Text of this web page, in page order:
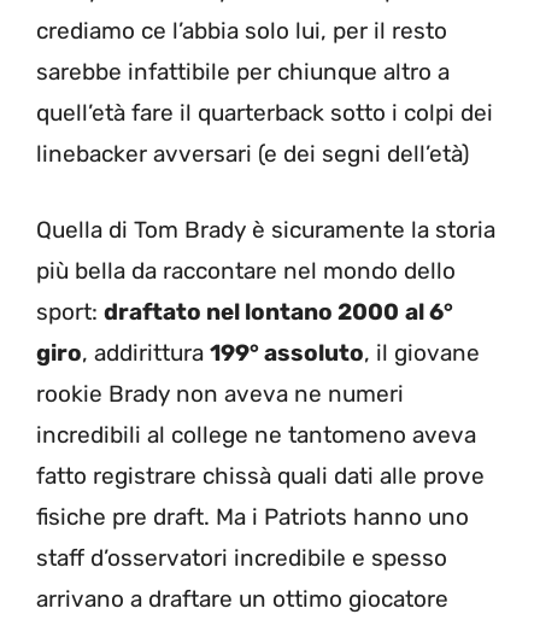
crediamo ce l’abbia solo lui, per il resto
sarebbe infattibile per chiunque altro a
quell’età fare il quarterback sotto i colpi dei
linebacker avversari (e dei segni dell’età)
Quella di Tom Brady è sicuramente la storia
più bella da raccontare nel mondo dello
sport: draftato nel lontano 2000 al 6°
giro, addirittura 199° assoluto, il giovane
rookie Brady non aveva ne numeri
incredibili al college ne tantomeno aveva
fatto registrare chissà quali dati alle prove
fisiche pre draft. Ma i Patriots hanno uno
staff d’osservatori incredibile e spesso
arrivano a draftare un ottimo giocatore